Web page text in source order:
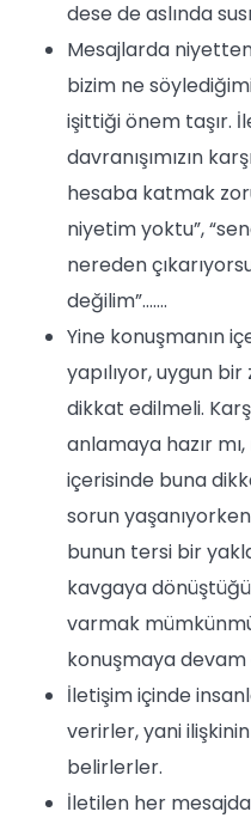
dese de aslında
Mesajlarda
bizim ne
işittiği önem taşır.
davranışımızın
hesaba katmak
niyetim yoktu”,
nereden
değilim”…….
Yine konuşmanın
yapılıyor, uygun
dikkat edilmeli.
anlamaya hazır
içerisinde buna
sorun
bunun tersi bir
kavgaya
varmak
konuşmaya devam
İletişim içinde
verirler, yani ilişkinin
belirlerler.
İletilen her